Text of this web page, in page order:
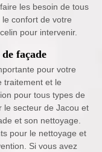
les besoin de tous
le confort de votre
pour intervenir.
façade
pour votre
traitement et le
pour tous types de
le secteur de Jacou et
et son nettoyage.
pour le nettoyage et
Si vous avez